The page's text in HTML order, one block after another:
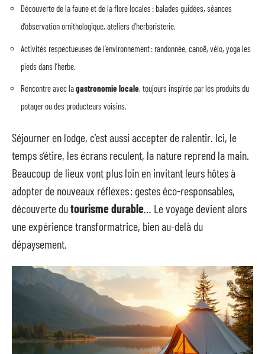
Découverte de la faune et de la flore locales : balades guidées, séances
d’observation ornithologique, ateliers d’herboristerie.
Activités respectueuses de l’environnement : randonnée, canoë, vélo, yoga les
pieds dans l’herbe.
Rencontre avec lagastronomie locale, toujours inspirée par les produits du
potager ou des producteurs voisins.
Séjourner en lodge, c’est aussi accepter de ralentir. Ici, le
temps s’étire, les écrans reculent, la nature reprend la main.
Beaucoup de lieux vont plus loin en invitant leurs hôtes à
adopter de nouveaux réflexes : gestes éco-responsables,
découverte dutourisme durable … Le voyage devient alors
une expérience transformatrice, bien au-delà du
dépaysement.